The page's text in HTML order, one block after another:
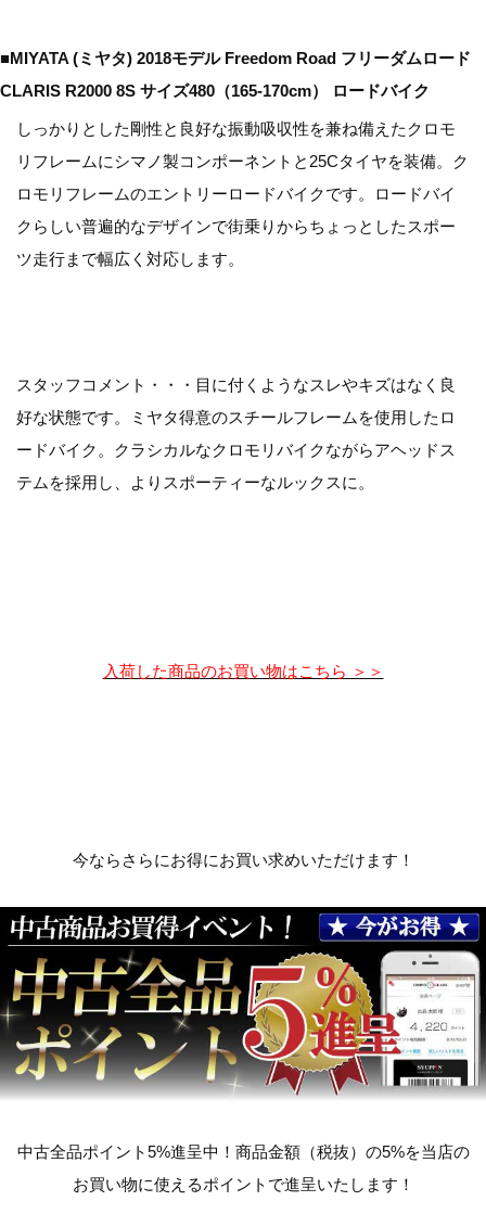
■MIYATA (ミヤタ) 2018モデル Freedom Road フリーダムロード
CLARIS R2000 8S サイズ480（165-170cm） ロードバイク
しっかりとした剛性と良好な振動吸収性を兼ね備えたクロモ
リフレームにシマノ製コンポーネントと25Cタイヤを装備。ク
ロモリフレームのエントリーロードバイクです。ロードバイ
クらしい普遍的なデザインで街乗りからちょっとしたスポー
ツ走行まで幅広く対応します。
スタッフコメント・・・目に付くようなスレやキズはなく良
好な状態です。ミヤタ得意のスチールフレームを使用したロ
ードバイク。クラシカルなクロモリバイクながらアヘッドス
テムを採用し、よりスポーティーなルックスに。
入荷した商品のお買い物はこちら ＞＞
今ならさらにお得にお買い求めいただけます！
中古全品ポイント5%進呈中！商品金額（税抜）の5%を当店の
お買い物に使えるポイントで進呈いたします！